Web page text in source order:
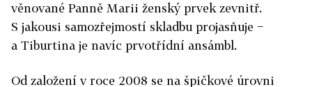
věnované Panně Marii ženský prvek zevnitř.
S jakousi samozřejmostí skladbu projasňuje −
a Tiburtina je navíc prvotřídní ansámbl.
Od založení v roce 2008 se na špičkové úrovni